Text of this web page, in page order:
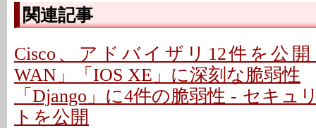
関連記事
Cisco、アドバイザリ12件を公開
WAN」「IOS XE」に深刻な脆弱性
「Django」に4件の脆弱性 - セキュ
トを公開